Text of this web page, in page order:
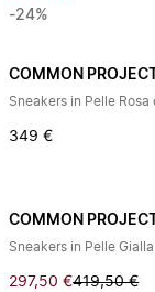
-24%
COMMON
Sneakers in Pelle Rosa
349 €
COMMON
Sneakers in Pelle Gialla
297,50 €419,50 €